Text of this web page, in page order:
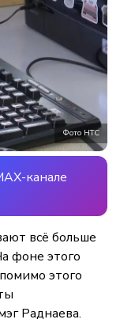
Фото НТС
канале
всё больше
фоне этого
этого
Раднаева.